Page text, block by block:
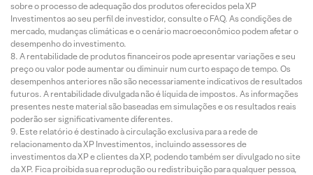
sobre o processo de adequação dos produtos oferecidos pela XP
Investimentos ao seu perfil de investidor, consulte o FAQ. As condições de
mercado, mudanças climáticas e o cenário macroeconômico podem afetar o
desempenho do investimento.
A rentabilidade de produtos financeiros pode apresentar variações e seu
preço ou valor pode aumentar ou diminuir num curto espaço de tempo. Os
desempenhos anteriores não são necessariamente indicativos de resultados
futuros. A rentabilidade divulgada não é líquida de impostos. As informações
presentes neste material são baseadas em simulações e os resultados reais
poderão ser significativamente diferentes.
Este relatório é destinado à circulação exclusiva para a rede de
relacionamento da XP Investimentos, incluindo assessores de
investimentos da XP e clientes da XP, podendo também ser divulgado no site
da XP. Fica proibida sua reprodução ou redistribuição para qualquer pessoa,